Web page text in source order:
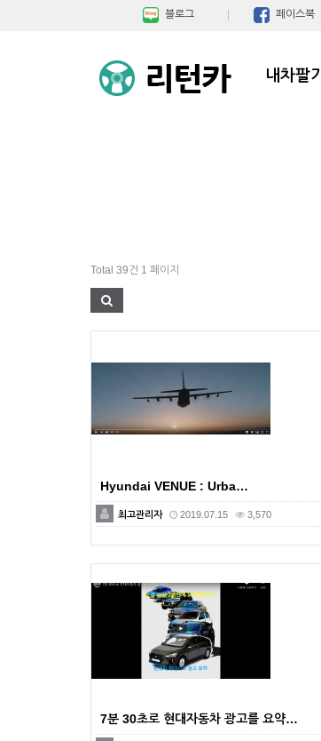
블로그 페이스북
내차팔기
Total 39건 1 페이지
Hyundai VENUE : Urba…
최고관리자 2019.07.15 3,570
7분 30초로 현대자동차 광고를 요약…